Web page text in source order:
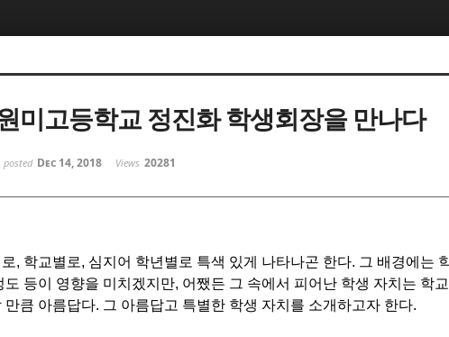
미고등학교 정진화 학생회장을 만나다
posted Dec 14, 2018 Views 20281
, 학교별로, 심지어 학년별로 특색 있게 나타나곤 한다. 그 배경에는
도 등이 영향을 미치겠지만, 어쨌든 그 속에서 피어난 학생 자치는 학
만큼 아름답다. 그 아름답고 특별한 학생 자치를 소개하고자 한다.